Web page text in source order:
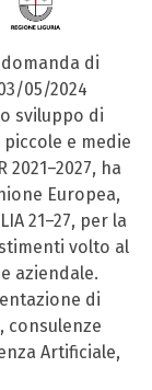
domanda di
05/2024
sviluppo di
e medie
2021–2027, ha
Europea,
21–27, per la
volto al
aziendale.
di
Artificiale,